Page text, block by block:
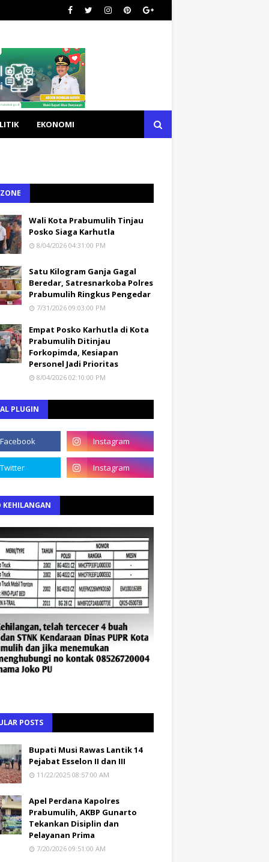
EKONOMI
Wali Kota Prabumulih Tinjau
Posko Siaga Karhutla
8/04/2026 04:31:00 PM
Satu Kilogram Ganja Gagal
Beredar, Satresnarkoba Polres
Prabumulih Ringkus Pengedar
7/31/2026 09:03:00 PM
Empat Posko Karhutla di Kota
Prabumulih Ditinjau
Forkopimda, Kesiapan
Personel Jadi Prioritas
8/04/2026 02:10:00 PM
PLUGIN
KEHILANGAN
POSTS
Bupati Musi Rawas Lantik 14
Pejabat Esselon II dan III
11/22/2025 08:57:00 AM
Apel Perdana Kapolres
Prabumulih, AKBP Gunarto
Tekankan Disiplin dan
Pelayanan Prima
7/20/2026 09:51:00 AM